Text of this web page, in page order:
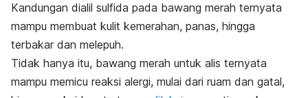
Kandungan dialil sulfida pada bawang merah ternyata
mampu membuat kulit kemerahan, panas, hingga
terbakar dan melepuh.
Tidak hanya itu, bawang merah untuk alis ternyata
mampu memicu reaksi alergi, mulai dari ruam dan gatal,